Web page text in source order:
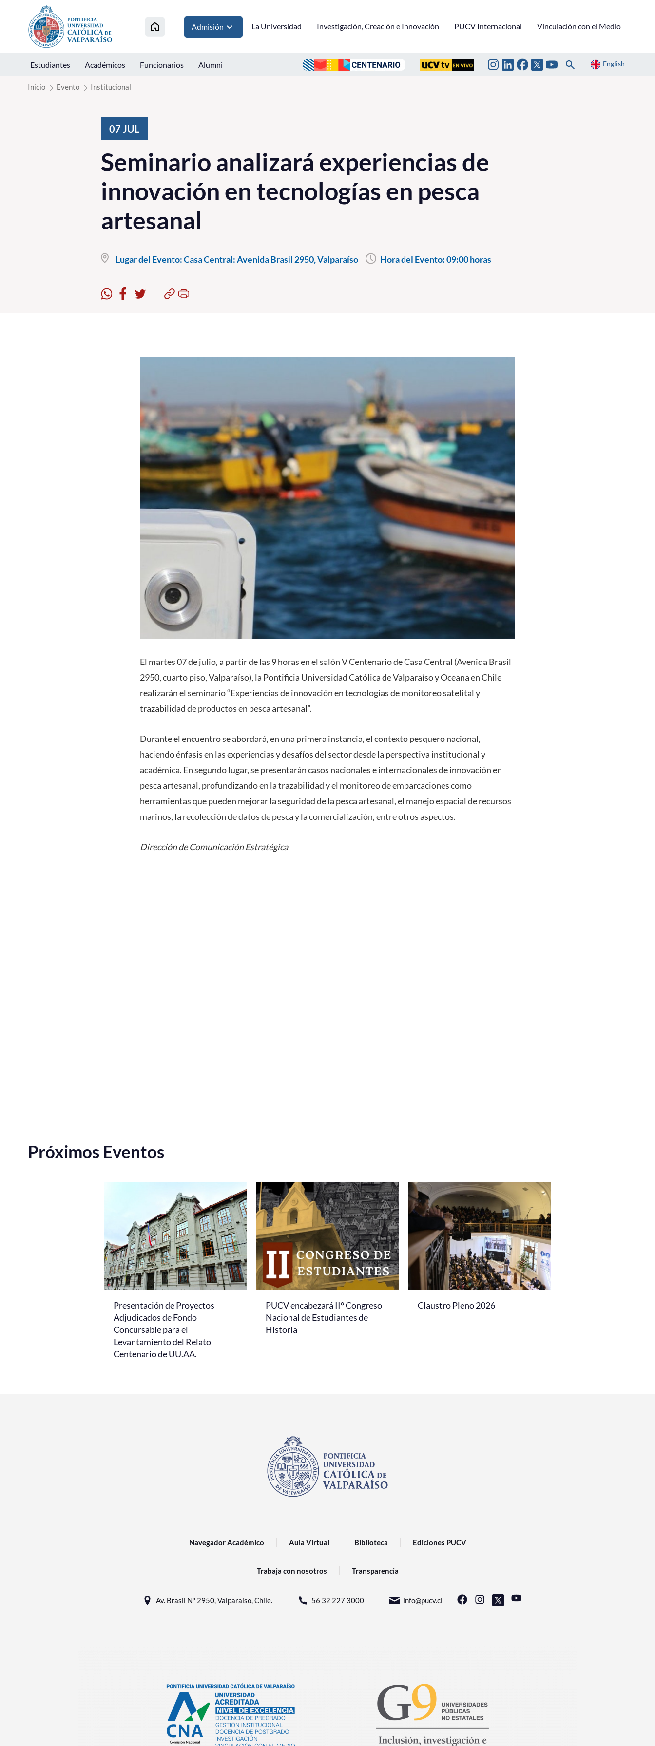
Click acá para ir directamente al contenido
Admisión La Universidad Investigación, Creación e Innovación PUCV Internacional Vinculación con el Medio
Estudiantes Académicos Funcionarios Alumni English
Inicio Evento Institucional
07 JUL
Seminario analizará experiencias de
innovación en tecnologías en pesca
artesanal
Lugar del Evento:Casa Central: Avenida Brasil 2950, Valparaíso Hora del Evento:09:00 horas
El martes 07 de julio, a partir de las 9 horas en el salón V Centenario de Casa Central (Avenida Brasil
2950, cuarto piso, Valparaíso), la Pontificia Universidad Católica de Valparaíso y Oceana en Chile
realizarán el seminario “Experiencias de innovación en tecnologías de monitoreo satelital y
trazabilidad de productos en pesca artesanal”.
Durante el encuentro se abordará, en una primera instancia, el contexto pesquero nacional,
haciendo énfasis en las experiencias y desafíos del sector desde la perspectiva institucional y
académica. En segundo lugar, se presentarán casos nacionales e internacionales de innovación en
pesca artesanal, profundizando en la trazabilidad y el monitoreo de embarcaciones como
herramientas que pueden mejorar la seguridad de la pesca artesanal, el manejo espacial de recursos
marinos, la recolección de datos de pesca y la comercialización, entre otros aspectos.
Dirección de Comunicación Estratégica
Próximos Eventos
Presentación de Proyectos
Adjudicados de Fondo
Concursable para el
Levantamiento del Relato
Centenario de UU.AA.
PUCV encabezará II° Congreso
Nacional de Estudiantes de
Historia
Claustro Pleno 2026
Navegador Académico Aula Virtual Biblioteca Ediciones PUCV
Trabaja con nosotros Transparencia
Av. Brasil N° 2950, Valparaíso, Chile. 56 32 227 3000 info@pucv.cl